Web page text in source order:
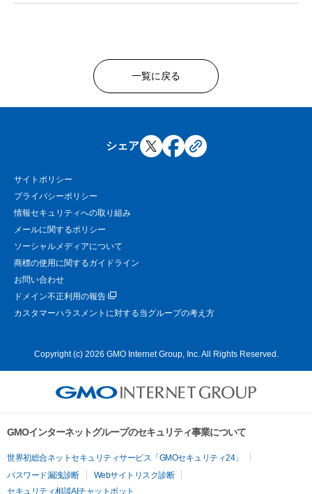
一覧に戻る
シェア
サイトポリシー
プライバシーポリシー
情報セキュリティへの取り組み
メールに関するポリシー
ソーシャルメディアについて
商標の使用に関するガイドライン
お問い合わせ
ドメイン不正利用の報告
カスタマーハラスメントに対する当グループの考え方
Copyright (c) 2026 GMO Internet Group, Inc. All Rights Reserved.
GMOインターネットグループのセキュリティ事業について
世界初総合ネットセキュリティサービス「GMOセキュリティ24」
パスワード漏洩診断
Webサイトリスク診断
セキュリティ相談AIチャットボット